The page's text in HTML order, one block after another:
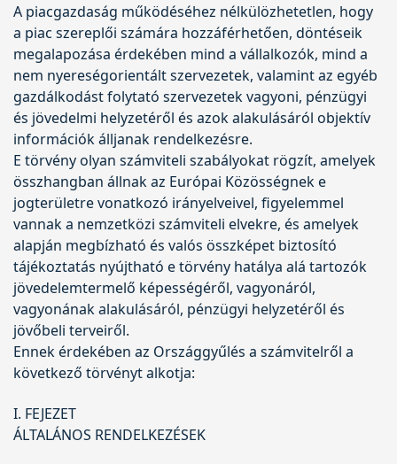
A piacgazdaság működéséhez nélkülözhetetlen, hogy
a piac szereplői számára hozzáférhetően, döntéseik
megalapozása érdekében mind a vállalkozók, mind a
nem nyereségorientált szervezetek, valamint az egyéb
gazdálkodást folytató szervezetek vagyoni, pénzügyi
és jövedelmi helyzetéről és azok alakulásáról objektív
információk álljanak rendelkezésre.
E törvény olyan számviteli szabályokat rögzít, amelyek
összhangban állnak az Európai Közösségnek e
jogterületre vonatkozó irányelveivel, figyelemmel
vannak a nemzetközi számviteli elvekre, és amelyek
alapján megbízható és valós összképet biztosító
tájékoztatás nyújtható e törvény hatálya alá tartozók
jövedelemtermelő képességéről, vagyonáról,
vagyonának alakulásáról, pénzügyi helyzetéről és
jövőbeli terveiről.
Ennek érdekében az Országgyűlés a számvitelről a
következő törvényt alkotja:
I. FEJEZET
ÁLTALÁNOS RENDELKEZÉSEK